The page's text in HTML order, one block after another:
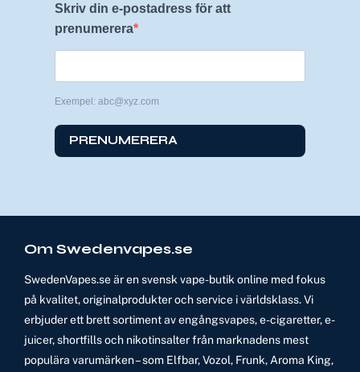
Skriv din e-postadress för att
prenumerera
Exempel: abc@xyz.com
PRENUMERERA
Om Swedenvapes.se
SwedenVapes.se är en svensk vape-butik online med fokus
på kvalitet, originalprodukter och service i världsklass. Vi
erbjuder ett brett sortiment av engångsvapes, e-cigaretter, e-
juicer, shortfills och nikotinsalter från marknadens mest
populära varumärken – som Elfbar, Vozol, Frunk, Aroma King,